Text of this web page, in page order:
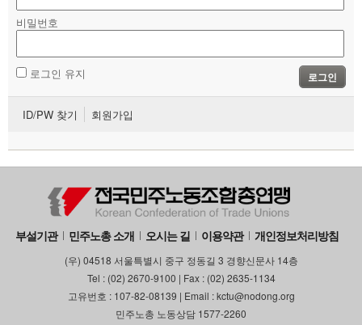
비밀번호
로그인 유지 로그인
ID/PW 찾기 회원가입
부설기관 민주노총 소개 오시는 길 이용약관 개인정보처리방침
(우) 04518 서울특별시 중구 정동길 3 경향신문사 14층
Tel : (02) 2670-9100 | Fax : (02) 2635-1134
고유번호 : 107-82-08139 | Email : kctu@nodong.org
민주노총 노동상담 1577-2260
- 찾아보기
- 전국 노동상담소 안내
자료
부설기관